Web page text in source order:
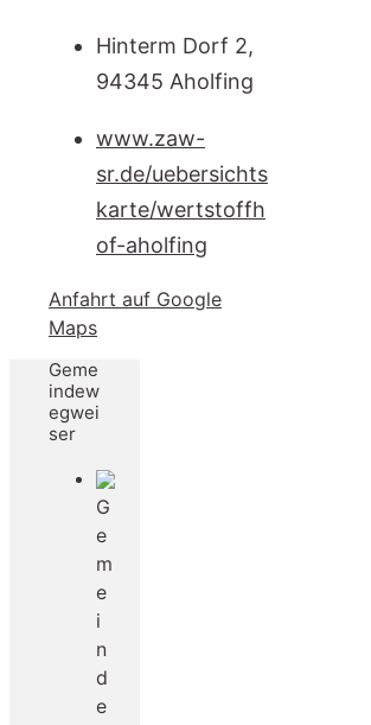
Hinterm Dorf 2,
94345 Aholfing
www.zaw-
sr.de/uebersichts
karte/wertstoffh
of-aholfing
Anfahrt auf Google
Maps
Geme
indew
egwei
ser
G
e
m
e
i
n
d
e